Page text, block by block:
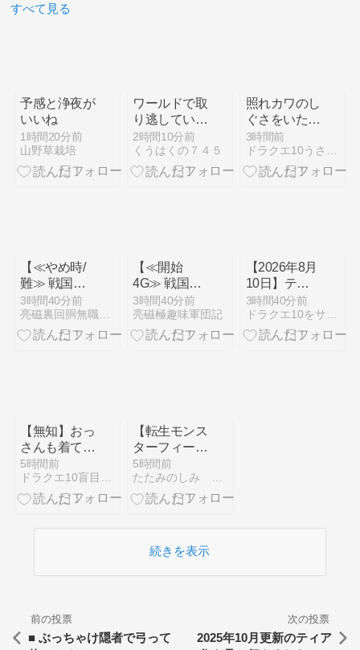
すべて見る
予感と浄夜が
いいね
1時間20分前
山野草栽培
ワールドで取
り逃していた
特殊装具を集
めていました
【モンスター
2時間10分前
くうはくの７４５
照れカワのし
ぐさをいただ
いたうさ！
【動画有】
3時間前
【≪やめ時/
難≫ 戦国乙
女5『ノブナ
ガのアイキャ
ッチ(ステチ
[23記事目])
3時間40分前
【≪開始
4G≫ 戦国乙
女5『周期開
始時の赤文字
セリフ』恩
3時間40分前
亮磁極趣味軍団記
【2026年8月
10日】テン
の日情報まと
め
3時間40分前
【無知】おっ
さんも着てい
いのか？？
【ジェラート
ピケ】
5時間前
ドラクエ10盲目信者の秘密基地
【転生モンス
ターフィーバ
ー】竜のおま
もり完成をめ
ざして！ ＃
もり合成結
果！
5時間前
たたみのしみ ドラクエ１０
続きを表示
前の投票
■ ぶっちゃけ隠者で弓って
次の投票
2025年10月更新のティア